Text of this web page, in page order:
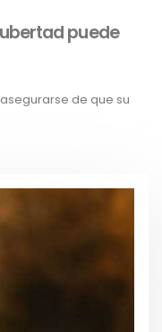
puede
de que su